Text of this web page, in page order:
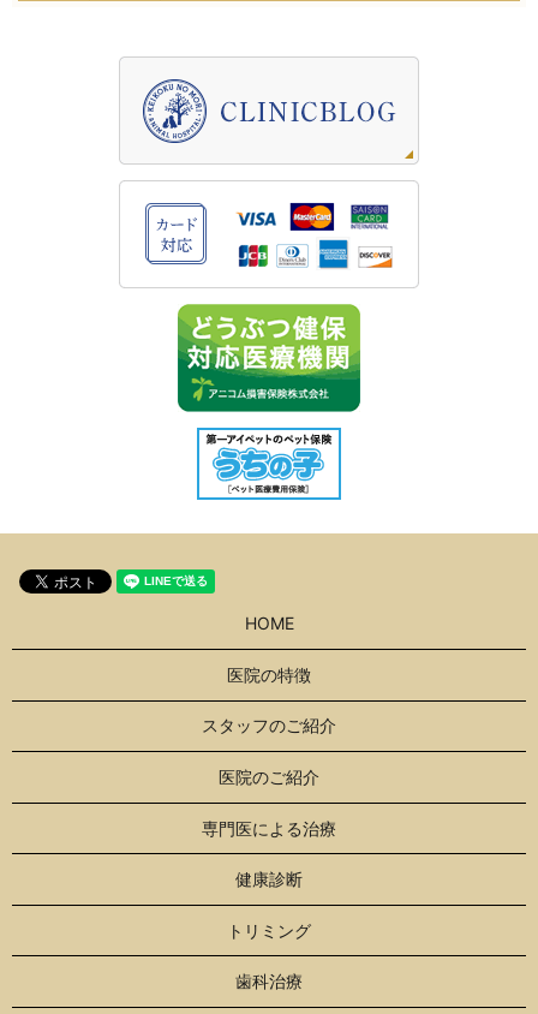
HOME
医院の特徴
スタッフのご紹介
医院のご紹介
専門医による治療
健康診断
トリミング
歯科治療